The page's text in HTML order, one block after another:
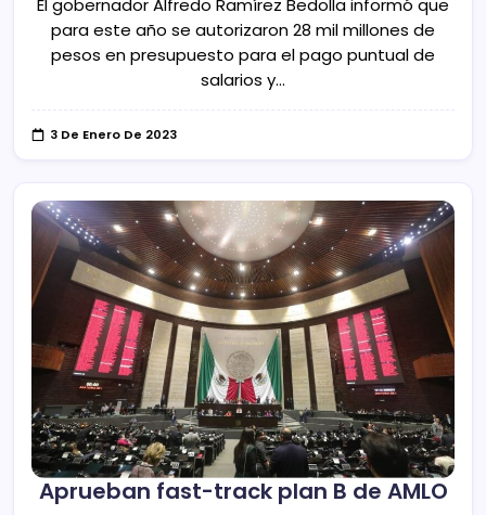
El gobernador Alfredo Ramírez Bedolla informó que
para este año se autorizaron 28 mil millones de
pesos en presupuesto para el pago puntual de
salarios y…
3 De Enero De 2023
Aprueban fast-track plan B de AMLO